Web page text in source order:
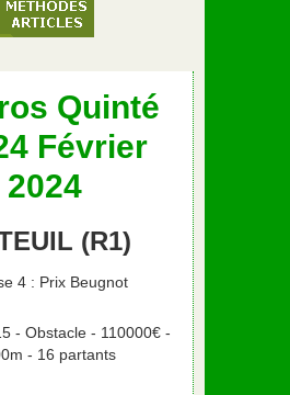
Quinté
Février
2024
(R1)
4 : Prix Beugnot
- Obstacle - 110000€ -
- 16 partants